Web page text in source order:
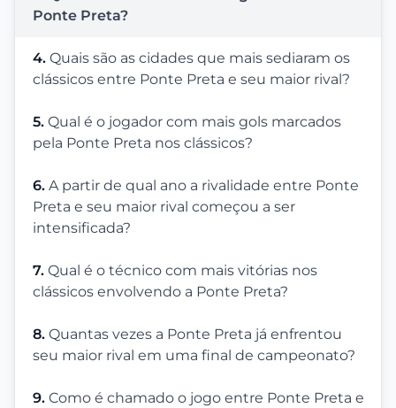
Ponte Preta?
4. Quais são as cidades que mais sediaram os
clássicos entre Ponte Preta e seu maior rival?
5. Qual é o jogador com mais gols marcados
pela Ponte Preta nos clássicos?
6. A partir de qual ano a rivalidade entre Ponte
Preta e seu maior rival começou a ser
intensificada?
7. Qual é o técnico com mais vitórias nos
clássicos envolvendo a Ponte Preta?
8. Quantas vezes a Ponte Preta já enfrentou
seu maior rival em uma final de campeonato?
9. Como é chamado o jogo entre Ponte Preta e